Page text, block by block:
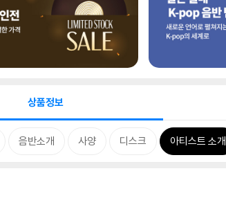
상품정보
음반소개 사양 디스크 아티스트 소개